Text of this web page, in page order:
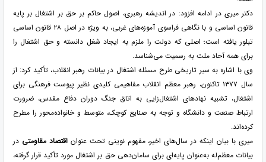
دکتر میری در ادامه افزود: در اندیشه رهبری، اصول حاکم بر حق بر اشتغال بر پایه
قانون اساسی و با نگاهی فراسوی آموزه‌های غربی، به ویژه در اصل ۲۸ قانون اساسی
تبلور یافته است؛ اصلی که دولت را ملزم به ایجاد شغل دانسته و حق اشتغال را
برای همه آحاد ملت به رسمیت می‌شناسد.
وی با اشاره به سیر تاریخی طرح مسئله اشتغال در بیانات رهبر انقلاب، تأکید کرد: از
سال ۱۳۷۷ تاکنون، رهبر معظم انقلاب مفاهیمی کلیدی نظیر پیوست فرهنگی برای
اشتغال، تشبیه نهادهای اشتغال‌زایی به اتاق جنگ دوران دفاع مقدس، ضرورت
ارتباط صنعت و دانشگاه و توجه به صنایع کوچک، متوسط و خانواده‌محور را مطرح
کرده‌اند.
میری با بیان اینکه در سال‌های اخیر، مفهوم نوینی تحت عنواناقتصاد مقاومتی در
بیانات معظم‌له به‌عنوان پایه‌ای برای سامان‌دهی حق بر اشتغال مورد تأکید قرار گرفته،